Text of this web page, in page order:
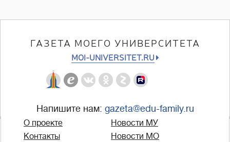
ГАЗЕТА МОЕГО УНИВЕРСИТЕТА
MOI-UNIVERSITET.RU
Напишите нам: gazeta@edu-family.ru
О проекте
Контакты
Новости МУ
Новости МО